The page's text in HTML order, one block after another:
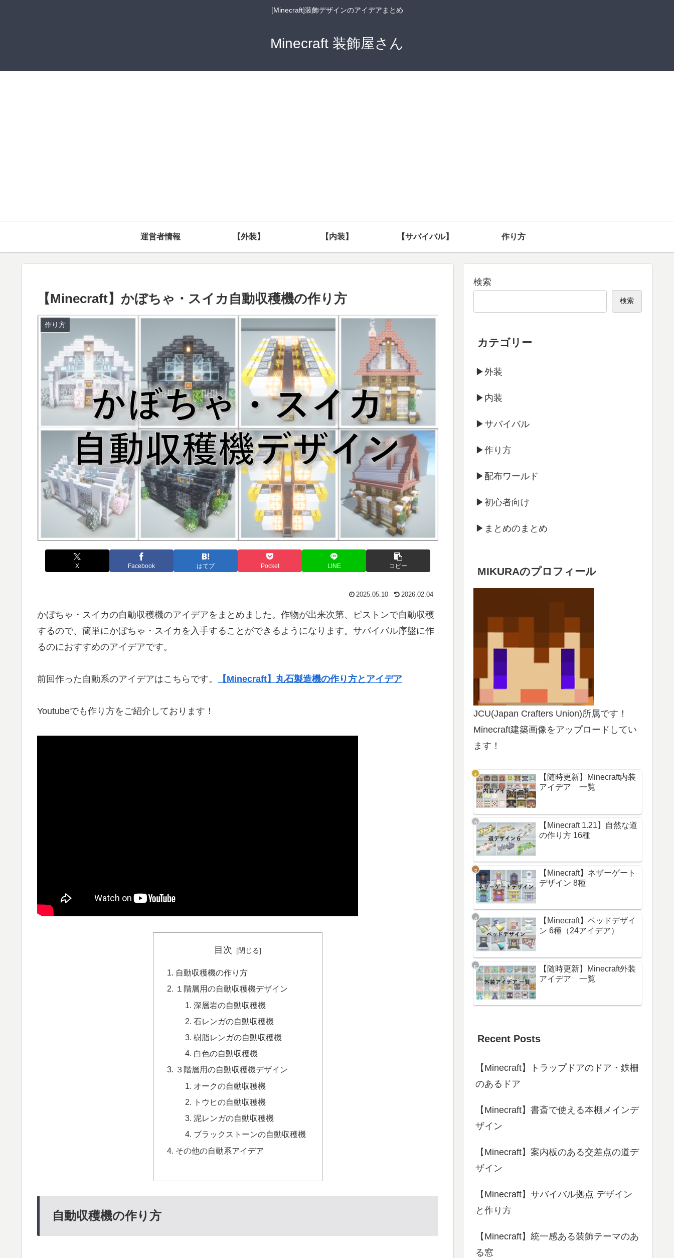
[Minecraft]装飾デザインのアイデアまとめ
Minecraft 装飾屋さん
運営者情報 【外装】 【内装】 【サバイバル】 作り方
【Minecraft】かぼちゃ・スイカ自動収穫機の作り方
作り方
X Facebook はてブ Pocket LINE コピー
2025.05.10 2026.02.04
かぼちゃ・スイカの自動収穫機のアイデアをまとめました。作物が出来次第、ピストンで自動収穫
するので、簡単にかぼちゃ・スイカを入手することができるようになります。サバイバル序盤に作
るのにおすすめのアイデアです。
前回作った自動系のアイデアはこちらです。 【Minecraft】丸石製造機の作り方とアイデア
Youtubeでも作り方をご紹介しております！
目次
自動収穫機の作り方
１階層用の自動収穫機デザイン
深層岩の自動収穫機
石レンガの自動収穫機
樹脂レンガの自動収穫機
白色の自動収穫機
３階層用の自動収穫機デザイン
オークの自動収穫機
トウヒの自動収穫機
泥レンガの自動収穫機
ブラックストーンの自動収穫機
その他の自動系アイデア
自動収穫機の作り方
検索
検索
カテゴリー
▶外装
▶内装
▶サバイバル
▶作り方
▶配布ワールド
▶初心者向け
▶まとめのまとめ
MIKURAのプロフィール
JCU(Japan Crafters Union)所属です！
Minecraft建築画像をアップロードしてい
ます！
【随時更新】Minecraft内装
アイデア 一覧
【Minecraft 1.21】自然な道
の作り方 16種
【Minecraft】ネザーゲート
デザイン 8種
【Minecraft】ベッドデザイ
ン 6種（24アイデア）
【随時更新】Minecraft外装
アイデア 一覧
Recent Posts
【Minecraft】トラップドアのドア・鉄柵
のあるドア
【Minecraft】書斎で使える本棚メインデ
ザイン
【Minecraft】案内板のある交差点の道デ
ザイン
【Minecraft】サバイバル拠点 デザイン
と作り方
【Minecraft】統一感ある装飾テーマのあ
る窓